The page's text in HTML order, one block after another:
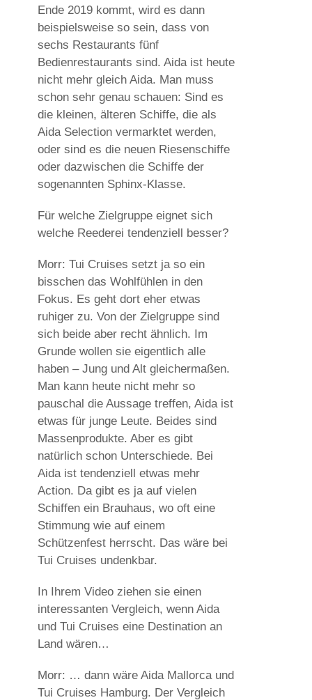
Ende 2019 kommt, wird es dann
beispielsweise so sein, dass von
sechs Restaurants fünf
Bedienrestaurants sind. Aida ist heute
nicht mehr gleich Aida. Man muss
schon sehr genau schauen: Sind es
die kleinen, älteren Schiffe, die als
Aida Selection vermarktet werden,
oder sind es die neuen Riesenschiffe
oder dazwischen die Schiffe der
sogenannten Sphinx-Klasse.
Für welche Zielgruppe eignet sich
welche Reederei tendenziell besser?
Morr: Tui Cruises setzt ja so ein
bisschen das Wohlfühlen in den
Fokus. Es geht dort eher etwas
ruhiger zu. Von der Zielgruppe sind
sich beide aber recht ähnlich. Im
Grunde wollen sie eigentlich alle
haben – Jung und Alt gleichermaßen.
Man kann heute nicht mehr so
pauschal die Aussage treffen, Aida ist
etwas für junge Leute. Beides sind
Massenprodukte. Aber es gibt
natürlich schon Unterschiede. Bei
Aida ist tendenziell etwas mehr
Action. Da gibt es ja auf vielen
Schiffen ein Brauhaus, wo oft eine
Stimmung wie auf einem
Schützenfest herrscht. Das wäre bei
Tui Cruises undenkbar.
In Ihrem Video ziehen sie einen
interessanten Vergleich, wenn Aida
und Tui Cruises eine Destination an
Land wären…
Morr: … dann wäre Aida Mallorca und
Tui Cruises Hamburg. Der Vergleich